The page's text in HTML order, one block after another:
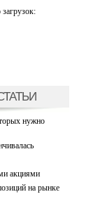
нужно
акциями
на рынке